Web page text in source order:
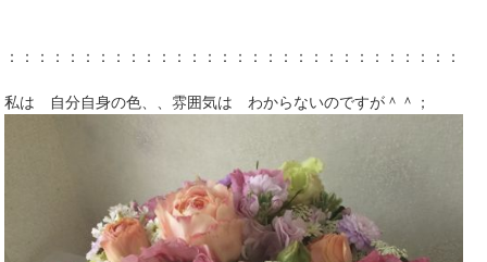
：：：：：：：：：：：：：：：：：：：：：：：：：：：：：：：
私は 自分自身の色、、雰囲気は わからないのですが＾＾；